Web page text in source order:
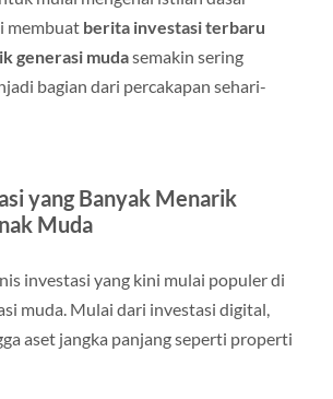
membuat berita investasi terbaru
generasi mudasemakin sering
bagian dari percakapan sehari-
yang Banyak Menarik
Muda
investasi yang kini mulai populer di
muda. Mulai dari investasi digital,
aset jangka panjang seperti properti